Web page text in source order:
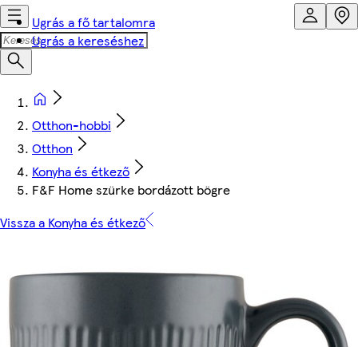
Ugrás a fő tartalomra
Ugrás a kereséshez
Otthon-hobbi
Otthon
Konyha és étkező
F&F Home szürke bordázott bögre
Vissza a Konyha és étkező